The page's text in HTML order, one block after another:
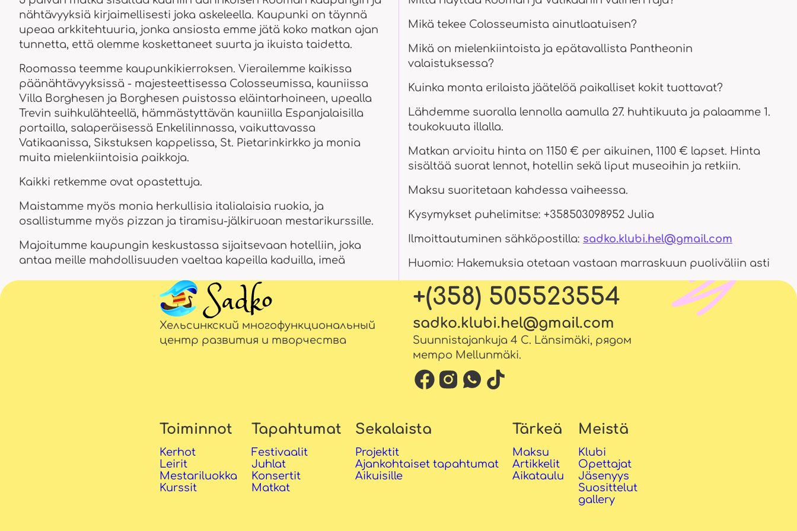
nähtävyyksiä kirjaimellisesti joka askeleella. Kaupunki on täynnä
upeaa arkkitehtuuria, jonka ansiosta emme jätä koko matkan ajan
tunnetta, että olemme koskettaneet suurta ja ikuista taidetta.
Roomassa teemme kaupunkikierroksen. Vierailemme kaikissa
päänähtävyyksissä - majesteettisessa Colosseumissa, kauniissa
Villa Borghesen ja Borghesen puistossa eläintarhoineen, upealla
Trevin suihkulähteellä, hämmästyttävän kauniilla Espanjalaisilla
portailla, salaperäisessä Enkelilinnassa, vaikuttavassa
Vatikaanissa, Sikstuksen kappelissa, St. Pietarinkirkko ja monia
muita mielenkiintoisia paikkoja.
Kaikki retkemme ovat opastettuja.
Maistamme myös monia herkullisia italialaisia ​​ruokia, ja
osallistumme myös pizzan ja tiramisu-jälkiruoan mestarikurssille.
Majoitumme kaupungin keskustassa sijaitsevaan hotelliin, joka
antaa meille mahdollisuuden vaeltaa kapeilla kaduilla, imeä
Mikä tekee Colosseumista ainutlaatuisen?
Mikä on mielenkiintoista ja epätavallista Pantheonin
valaistuksessa?
Kuinka monta erilaista jäätelöä paikalliset kokit tuottavat?
Lähdemme suoralla lennolla aamulla 27. huhtikuuta ja palaamme 1.
toukokuuta illalla.
Matkan arvioitu hinta on 1150 € per aikuinen, 1100 € lapset. Hinta
sisältää suorat lennot, hotellin sekä liput museoihin ja retkiin.
Maksu suoritetaan kahdessa vaiheessa.
Kysymykset puhelimitse: +358503098952 Julia
Ilmoittautuminen sähköpostilla: sadko.klubi.hel@gmail.com
Huomio: Hakemuksia otetaan vastaan ​​marraskuun puoliväliin asti
Хельсинкский многофункциональный
центр развития и творчества
+(358) 505523554
sadko.klubi.hel@gmail.com
Suunnistajankuja 4 C. Länsimäki, рядом
метро Mellunmäki.
Toiminnot
Kerhot
Leirit
Mestariluokka
Kurssit
Tapahtumat
Festivaalit
Juhlat
Konsertit
Matkat
Sekalaista
Projektit
Ajankohtaiset tapahtumat
Aikuisille
Tärkeä
Maksu
Artikkelit
Aikataulu
Meistä
Klubi
Opettajat
Jäsenyys
Suosittelut
gallery